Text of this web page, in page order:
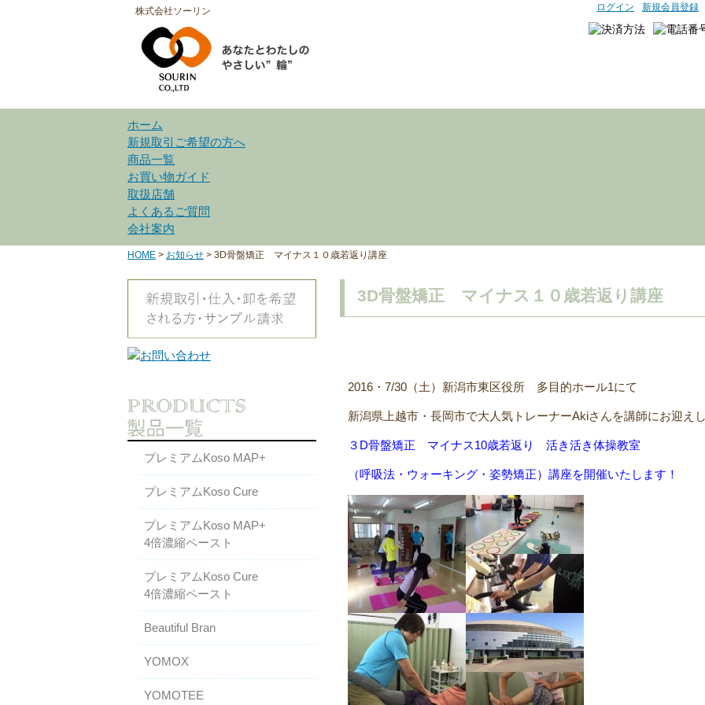
株式会社ソーリン 新規会員登録
ログイン
ホーム
新規取引ご希望の方へ
商品一覧
お買い物ガイド
取扱店舗
よくあるご質問
会社案内
HOME > お知らせ > 3D骨盤矯正 マイナス１０歳若返り講座
3D骨盤矯正 マイナス１０歳若返り講座
2016・7/30（土） 新潟市東区役所 多目的ホール1にて
新潟県上越市・長岡市で大人気トレーナーAkiさんを講師にお迎え
３D骨盤矯正 マイナス10歳若返り 活き活き体操教室
（呼吸法・ウォーキング・姿勢矯正）講座を開催いたします！
プレミアムKoso MAP+
プレミアムKoso Cure
プレミアムKoso MAP+
4倍濃縮ペースト
プレミアムKoso Cure
4倍濃縮ペースト
Beautiful Bran
YOMOX
YOMOTEE